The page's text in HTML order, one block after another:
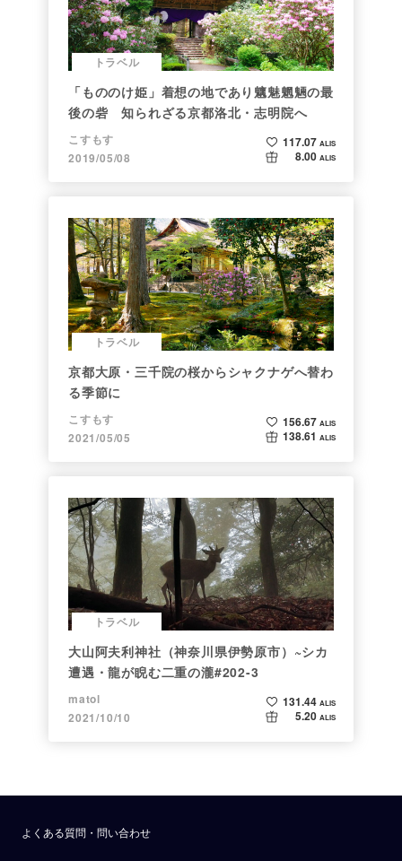
トラベル
「もののけ姫」着想の地であり魑魅魍魎の最
後の砦 知られざる京都洛北・志明院へ
こすもす
2019/05/08
117.07 ALIS
8.00 ALIS
トラベル
京都大原・三千院の桜からシャクナゲへ替わ
る季節に
こすもす
2021/05/05
156.67 ALIS
138.61 ALIS
トラベル
大山阿夫利神社（神奈川県伊勢原市）~シカ
遭遇・龍が睨む二重の瀧#202-3
matol
2021/10/10
131.44 ALIS
5.20 ALIS
よくある質問・問い合わせ